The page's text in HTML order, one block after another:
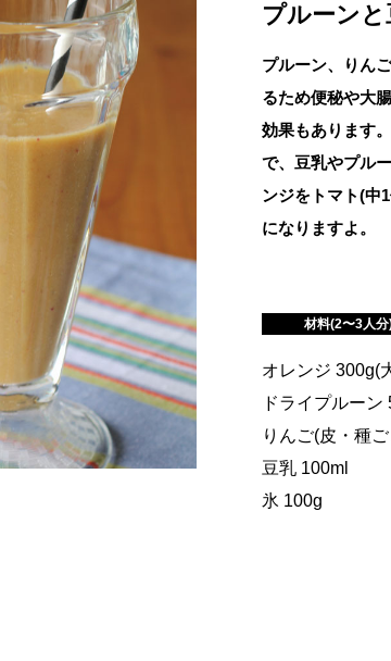
プルーン
プルーン、りん
るため便秘や大
効果もあります
で、豆乳やプル
ンジをトマト(中
になりますよ。
材料(2〜3人分
オレンジ 300g(
ドライプルーン
りんご(皮・種
豆乳 100ml
氷 100g